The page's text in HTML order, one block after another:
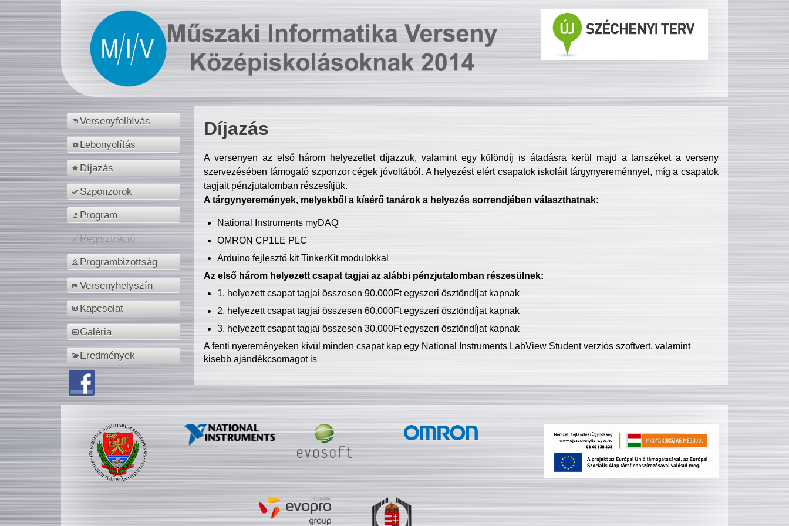
Versenyfelhívás
Lebonyolítás
Díjazás
Szponzorok
Program
Regisztráció
Programbizottság
Versenyhelyszín
Kapcsolat
Galéria
Eredmények
Díjazás
A versenyen az első három helyezettet díjazzuk, valamint egy különdíj is átadásra kerül majd a tanszéket a verseny
szervezésében támogató szponzor cégek jóvoltából. A helyezést elért csapatok iskoláit tárgynyereménnyel, míg a csapatok
tagjait pénzjutalomban részesítjük.
A tárgynyeremények, melyekből a kísérő tanárok a helyezés sorrendjében választhatnak:
National Instruments myDAQ
OMRON CP1LE PLC
Arduino fejlesztő kit TinkerKit modulokkal
Az első három helyezett csapat tagjai az alábbi pénzjutalomban részesülnek:
1. helyezett csapat tagjai összesen 90.000Ft egyszeri ösztöndíjat kapnak
2. helyezett csapat tagjai összesen 60.000Ft egyszeri ösztöndíjat kapnak
3. helyezett csapat tagjai összesen 30.000Ft egyszeri ösztöndíjat kapnak
A fenti nyereményeken kívül minden csapat kap egy National Instruments LabView Student verziós szoftvert, valamint
kisebb ajándékcsomagot is